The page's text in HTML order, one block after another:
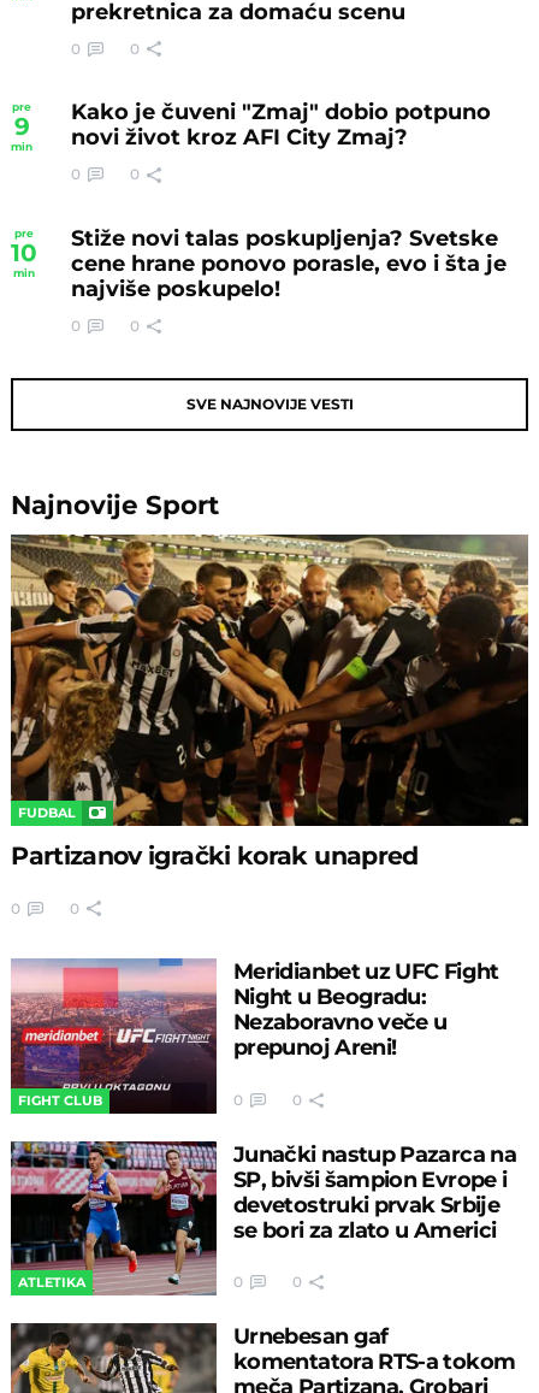
prekretnica za domaću scenu
0 0
pre
9
min
Kako je čuveni "Zmaj" dobio potpuno
novi život kroz AFI City Zmaj?
0 0
pre
10
min
Stiže novi talas poskupljenja? Svetske
cene hrane ponovo porasle, evo i šta je
najviše poskupelo!
0 0
SVE NAJNOVIJE VESTI
NajnovijeSport
FUDBAL
Partizanov igrački korak unapred
0 0
FIGHT CLUB
Meridianbet uz UFC Fight
Night u Beogradu:
Nezaboravno veče u
prepunoj Areni!
0 0
ATLETIKA
Junački nastup Pazarca na
SP, bivši šampion Evrope i
devetostruki prvak Srbije
se bori za zlato u Americi
0 0
Urnebesan gaf
komentatora RTS-a tokom
meča Partizana, Grobari